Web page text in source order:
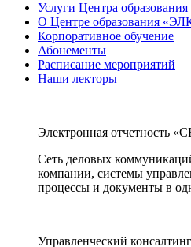
Услуги Центра образования
О Центре образования
Корпоративное обучение
Абонементы
Расписание мероприятий
Наши лекторы
Электронная отчетность
Сеть деловых
компании, системы
процессы и документы в
Управленческий консалтинг